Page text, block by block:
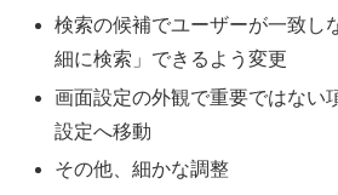
検索の候補でユーザーが一致し
細に検索」できるよう変更
画面設定の外観で重要ではない
設定へ移動
その他、細かな調整